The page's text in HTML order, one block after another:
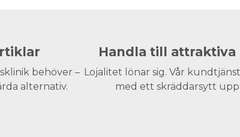
behöver –
alternativ.
Handla till attraktiva
Lojalitet lönar sig. Vår
med ett skräddarsytt